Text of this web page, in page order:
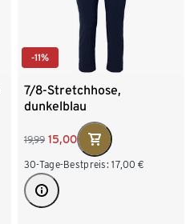
-11%
7/8-Stretchhose,
dunkelblau
19,99 15,00
30-Tage-Bestpreis: 17,00 €